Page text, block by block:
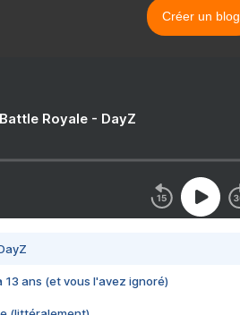
Créer un blog
Royale - DayZ
13 ans (et vous l'avez ignoré)